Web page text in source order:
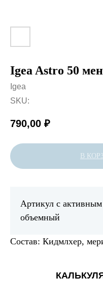
Igea Astro 50
Igea
SKU:
790,00 ₽
В
Артикул с
объемный
Состав: Кидмлхер,